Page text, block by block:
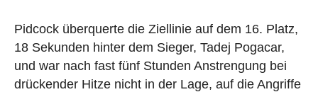
Pidcock überquerte die Ziellinie auf dem 16. Platz,
18 Sekunden hinter dem Sieger, Tadej Pogacar,
und war nach fast fünf Stunden Anstrengung bei
drückender Hitze nicht in der Lage, auf die Angriffe